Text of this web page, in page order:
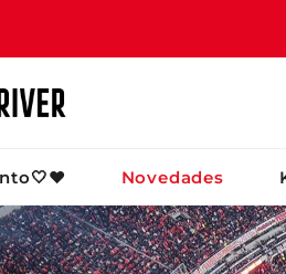
1.
2.
3.
gorra
Novedades